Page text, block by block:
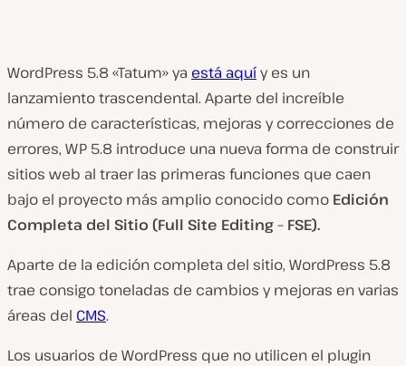
WordPress 5.8 «Tatum» ya está aquíy es un
lanzamiento trascendental. Aparte del increíble
número de características, mejoras y correcciones de
errores, WP 5.8 introduce una nueva forma de construir
sitios web al traer las primeras funciones que caen
bajo el proyecto más amplio conocido como Edición
Completa del Sitio (Full Site Editing – FSE).
Aparte de la edición completa del sitio, WordPress 5.8
trae consigo toneladas de cambios y mejoras en varias
áreas del CMS.
Los usuarios de WordPress que no utilicen el plugin